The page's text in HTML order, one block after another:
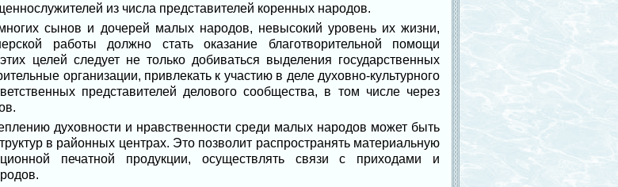
из числа представителей коренных народов.
сынов и дочерей малых народов, невысокий уровень их жизни,
работы должно стать оказание благотворительной помощи
целей следует не только добиваться выделения государственных
организации, привлекать к участию в деле духовно-культурного
представителей делового сообщества, в том числе через
духовности и нравственности среди малых народов может быть
в районных центрах. Это позволит распространять материальную
печатной продукции, осуществлять связи с приходами и